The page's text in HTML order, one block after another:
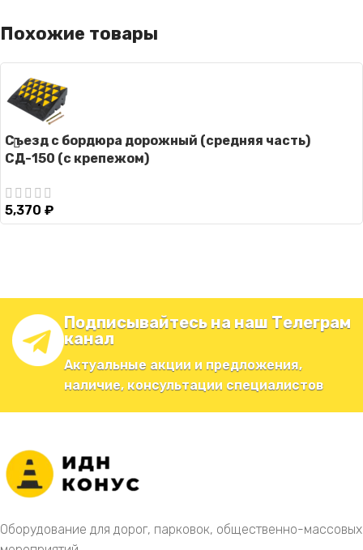
Похожие товары
Съезд с бордюра дорожный (средняя часть)
СД-150 (с крепежом)
5,370 ₽
Подписывайтесь на наш Телеграм
канал
Актуальные акции и предложения,
наличие, консультации специалистов
Оборудование для дорог, парковок, общественно-массовых